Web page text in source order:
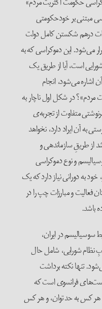
مبتنی بر خود‌حکومتی
در‌هم شکستن کامل دولت
می‌شود. این دموکراسی که به
است، آیا از طریق یک
اشاره می‌شود، انجام
مردم»؟ در شکل اول ناچار به
متفاوت از تجربه‌ی
به آن ایراد دارد، نخواهد
از طریقِ سازماندهی و
و نوع دموکراسی
به دورانی نیاز دارد که یک
فعالیت و مبارزات چپ را در
باشد.
سوسیالیسم در ایران،
شورایی، شامل حال
تنها نکته‌ برداشت
فرانسوی است که
هر کس به حد توان، و هر کس